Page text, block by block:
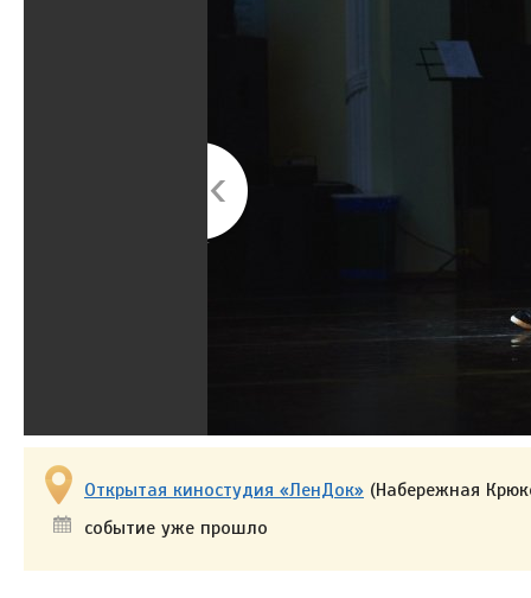
Открытая киностудия «ЛенДок» (Набережная
событие уже прошло